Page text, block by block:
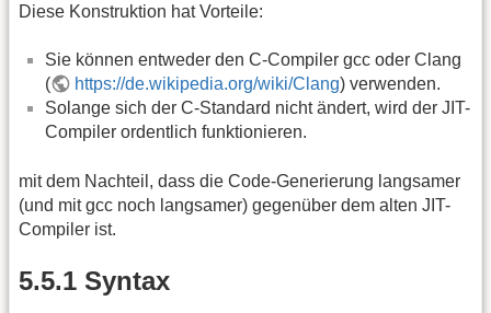
Diese Konstruktion hat Vorteile:
Sie können entweder den C-Compiler gcc oder Clang
(
https://de.wikipedia.org/wiki/Clang) verwenden.
Solange sich der C-Standard nicht ändert, wird der JIT-
Compiler ordentlich funktionieren.
mit dem Nachteil, dass die Code-Generierung langsamer
(und mit gcc noch langsamer) gegenüber dem alten JIT-
Compiler ist.
5.5.1 Syntax